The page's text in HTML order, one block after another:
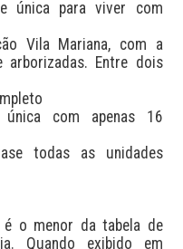
Entre dois
com apenas 16
todas as unidades
o menor da tabela de
Quando exibido em